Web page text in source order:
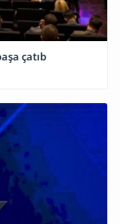
çatıb